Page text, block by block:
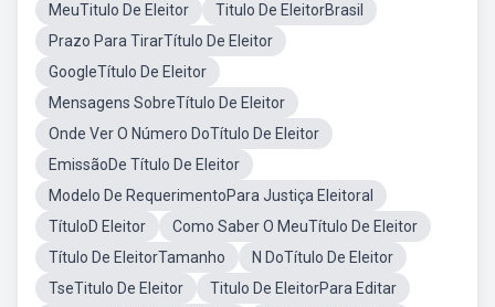
MeuTitulo De Eleitor
Titulo De EleitorBrasil
Prazo Para TirarTítulo De Eleitor
GoogleTítulo De Eleitor
Mensagens SobreTítulo De Eleitor
Onde Ver O Número DoTítulo De Eleitor
EmissãoDe Título De Eleitor
Modelo De RequerimentoPara Justiça Eleitoral
TítuloD Eleitor
Como Saber O MeuTítulo De Eleitor
Título De EleitorTamanho
N DoTítulo De Eleitor
TseTitulo De Eleitor
Titulo De EleitorPara Editar